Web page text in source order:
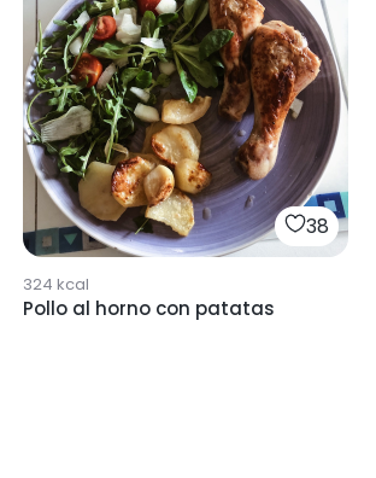
38
324 kcal
Pollo al horno con patatas